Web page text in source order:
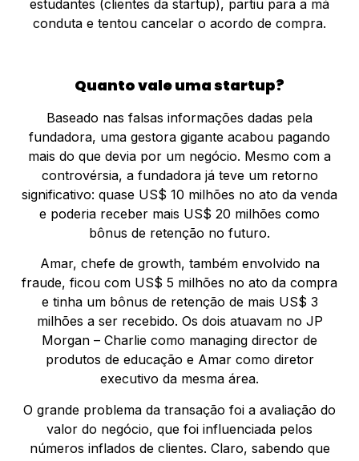
estudantes (clientes da startup), partiu para a má
conduta e tentou cancelar o acordo de compra.
Quanto vale uma startup?
Baseado nas falsas informações dadas pela
fundadora, uma gestora gigante acabou pagando
mais do que devia por um negócio. Mesmo com a
controvérsia, a fundadora já teve um retorno
significativo: quase US$ 10 milhões no ato da venda
e poderia receber mais US$ 20 milhões como
bônus de retenção no futuro.
Amar, chefe de growth, também envolvido na
fraude, ficou com US$ 5 milhões no ato da compra
e tinha um bônus de retenção de mais US$ 3
milhões a ser recebido. Os dois atuavam no JP
Morgan – Charlie como managing director de
produtos de educação e Amar como diretor
executivo da mesma área.
O grande problema da transação foi a avaliação do
valor do negócio, que foi influenciada pelos
números inflados de clientes. Claro, sabendo que